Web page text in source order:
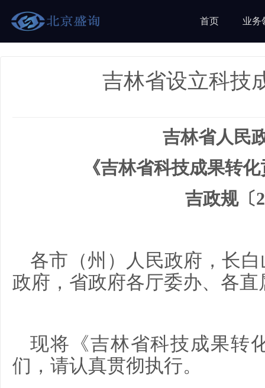
首页 业务
吉林省设立科技
吉林省人民
《吉林省科技成果转
吉政规〔
各市（州）人民政府，长
政府，省政府各厅委办、各直
现将《吉林省科技成果转
们，请认真贯彻执行。